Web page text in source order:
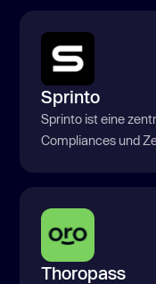
Sprinto
Sprinto ist eine
Compliances und
Thoropass